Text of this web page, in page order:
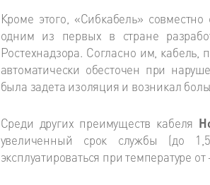
Кроме этого, «Сибкабель»
одним из первых в стране
Ростехнадзора. Согласно им,
автоматически обесточен при
была задета изоляция и возникал
Среди других преимуществ кабеля
увеличенный срок службы (до
эксплуатироваться при температуре от